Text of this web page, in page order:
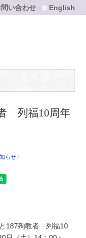
問い合わせ English
列福10周年
らせ
と187殉教者 列福10